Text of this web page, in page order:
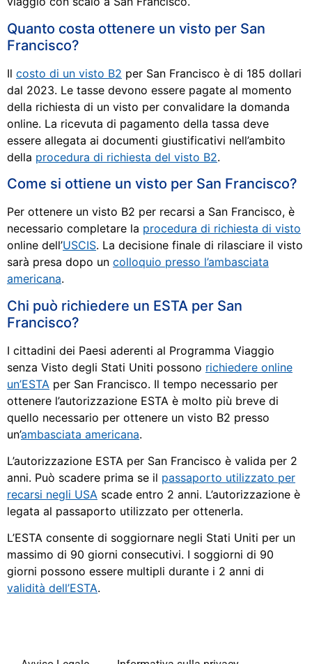
Quanto costa ottenere un visto per San
Francisco?
Il costo di un visto B2 per San Francisco è di 185 dollari
dal 2023. Le tasse devono essere pagate al momento
della richiesta di un visto per convalidare la domanda
online. La ricevuta di pagamento della tassa deve
essere allegata ai documenti giustificativi nell’ambito
della procedura di richiesta del visto B2.
Come si ottiene un visto per San Francisco?
Per ottenere un visto B2 per recarsi a San Francisco, è
necessario completare la procedura di richiesta di visto
online dell’USCIS. La decisione finale di rilasciare il visto
sarà presa dopo un colloquio presso l’ambasciata
americana.
Chi può richiedere un ESTA per San
Francisco?
I cittadini dei Paesi aderenti al Programma Viaggio
senza Visto degli Stati Uniti possono richiedere online
un’ESTA per San Francisco. Il tempo necessario per
ottenere l’autorizzazione ESTA è molto più breve di
quello necessario per ottenere un visto B2 presso
un’ambasciata americana.
L’autorizzazione ESTA per San Francisco è valida per 2
anni. Può scadere prima se il passaporto utilizzato per
recarsi negli USA scade entro 2 anni. L’autorizzazione è
legata al passaporto utilizzato per ottenerla.
L’ESTA consente di soggiornare negli Stati Uniti per un
massimo di 90 giorni consecutivi. I soggiorni di 90
giorni possono essere multipli durante i 2 anni di
validità dell’ESTA.